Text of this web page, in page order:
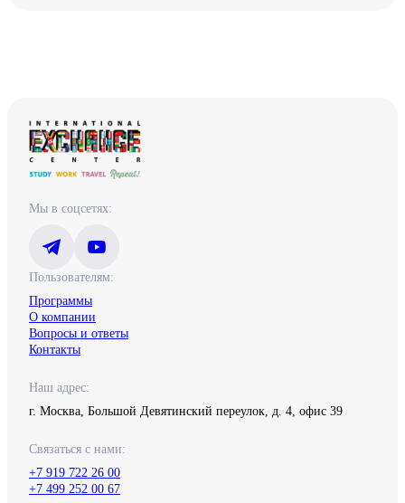
Мы в соцсетях:
Пользователям:
Программы
О компании
Вопросы и ответы
Контакты
Наш адрес:
г. Москва, Большой Девятинский переулок, д. 4, офис 39
Связаться с нами:
+7 919 722 26 00
+7 499 252 00 67